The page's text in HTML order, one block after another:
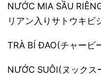
NƯỚC MIA SẦU
リアン入りサトウキビ
TRÀ BÍ ĐAO(チャービ
NƯỚC SUÔI(ヌックス